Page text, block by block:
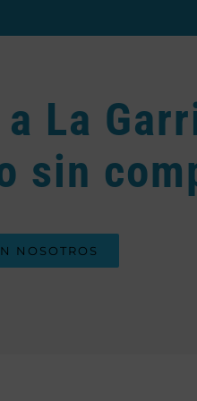
La
sin
NOSOTROS